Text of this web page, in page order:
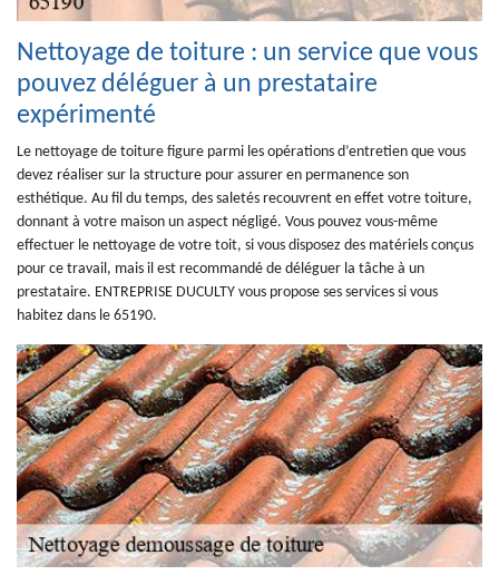
Nettoyage de toiture : un service que vous
pouvez déléguer à un prestataire
expérimenté
Le nettoyage de toiture figure parmi les opérations d’entretien que vous
devez réaliser sur la structure pour assurer en permanence son
esthétique. Au fil du temps, des saletés recouvrent en effet votre toiture,
donnant à votre maison un aspect négligé. Vous pouvez vous-même
effectuer le nettoyage de votre toit, si vous disposez des matériels conçus
pour ce travail, mais il est recommandé de déléguer la tâche à un
prestataire. ENTREPRISE DUCULTY vous propose ses services si vous
habitez dans le 65190.